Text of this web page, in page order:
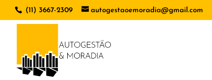
(11) 3667-2309 autogestaoemoradia@gmail.com